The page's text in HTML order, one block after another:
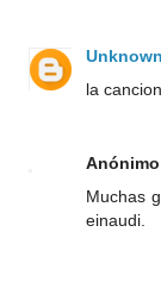
Unknown
la
Anónimo
Muchas
einaudi.